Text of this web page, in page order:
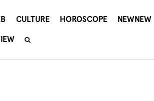
CULTURE HOROSCOPE NEWNEW